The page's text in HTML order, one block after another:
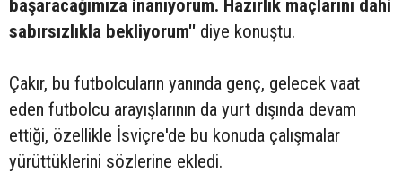
başaracağımıza inanıyorum. Hazırlık maçlarını dahi
sabırsızlıkla bekliyorum'' diye konuştu.
Çakır, bu futbolcuların yanında genç, gelecek vaat
eden futbolcu arayışlarının da yurt dışında devam
ettiği, özellikle İsviçre'de bu konuda çalışmalar
yürüttüklerini sözlerine ekledi.